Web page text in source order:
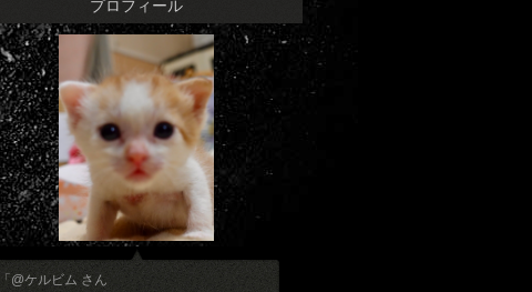
プロフィール
「@ケルビム さん